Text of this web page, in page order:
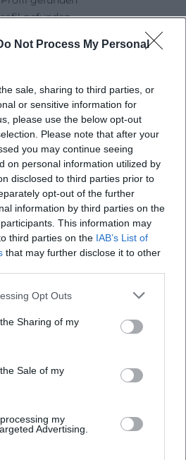
Not Process My Personal
sale, sharing to third parties, or
or sensitive information for
please use the below opt-out
Please note that after your
you may continue seeing
on personal information utilized by
disclosed to third parties prior to
opt-out of the further
information by third parties on the
This information may
third parties on the IAB’s List of
that may further disclose it to other
Opt Outs
Sharing of my
Sale of my
my
Advertising.
gefunden
euch - Howard Carpendale
Carpendale Biografie
Tour Site
Arena
in Google Maps